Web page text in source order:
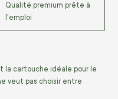
Qualité premium prête à
l'emploi
la cartouche idéale pour le
veut pas choisir entre